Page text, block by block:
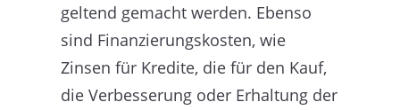
geltend gemacht werden. Ebenso
sind Finanzierungskosten, wie
Zinsen für Kredite, die für den Kauf,
die Verbesserung oder Erhaltung der